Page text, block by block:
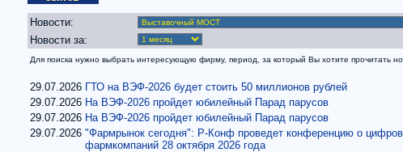
Новости:
Новости за:
Для поиска нужно выбрать интересующую фирму, период, за который Вы хотите прочитать
29.07.2026 ГТО на ВЭФ-2026 будет стоить 50 миллионов рублей
29.07.2026 На ВЭФ-2026 пройдет юбилейный Парад парусов
29.07.2026 На ВЭФ-2026 пройдет юбилейный Парад парусов
29.07.2026 "Фармрынок сегодня": Р-Конф проведет конференцию о
фармкомпаний 28 октября 2026 года